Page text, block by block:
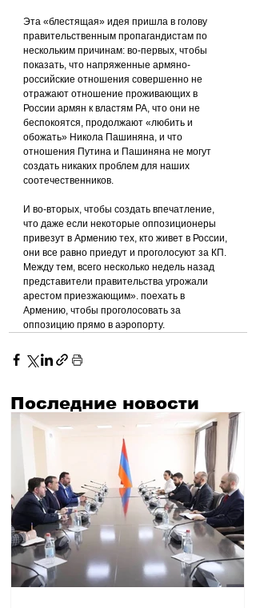
Эта «блестящая» идея пришла в голову
правительственным пропагандистам по
нескольким причинам: во-первых, чтобы
показать, что напряженные армяно-
российские отношения совершенно не
отражают отношение проживающих в
России армян к властям РА, что они не
беспокоятся, продолжают «любить и
обожать» Никола Пашиняна, и что
отношения Путина и Пашиняна не могут
создать никаких проблем для наших
соотечественников.
И во-вторых, чтобы создать впечатление,
что даже если некоторые оппозиционеры
привезут в Армению тех, кто живет в России,
они все равно приедут и проголосуют за КП.
Между тем, всего несколько недель назад
представители правительства угрожали
арестом приезжающим». поехать в
Армению, чтобы проголосовать за
оппозицию прямо в аэропорту.
Последние новости